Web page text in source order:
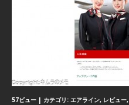
57ビュー | カテゴリ: エアライン, レビュー,